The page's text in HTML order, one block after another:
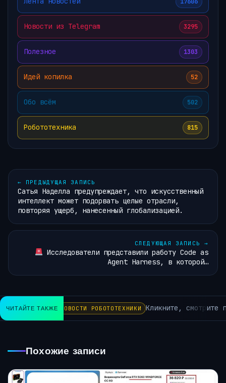
Новости из Telegram 3295
Полезное 1303
Идей копилка 52
Обо всём 502
Робототехника 815
← ПРЕДЫДУЩАЯ ЗАПИСЬ
Сатья Наделла предупреждает, что искусственный
интеллект может подорвать целые отрасли,
повторяя ущерб, нанесенный глобализацией.
СЛЕДУЮЩАЯ ЗАПИСЬ →
Исследователи представили работу Code as
Agent Harness, в которой…
ЧИТАЙТЕ ТАКЖЕНОВОСТИ РОБОТОТЕХНИКИ Кликните, смотрите
Похожие записи